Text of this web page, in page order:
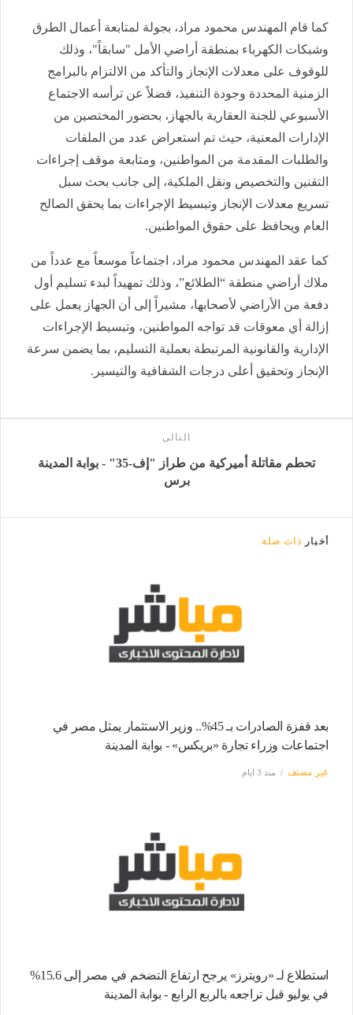
كما قام المهندس محمود مراد، بجولة لمتابعة أعمال الطرق
وشبكات الكهرباء بمنطقة أراضي الأمل "سابقاً"، وذلك
للوقوف على معدلات الإنجاز والتأكد من الالتزام بالبرامج
الزمنية المحددة وجودة التنفيذ، فضلاً عن ترأسه الاجتماع
الأسبوعي للجنة العقارية بالجهاز، بحضور المختصين من
الإدارات المعنية، حيث تم استعراض عدد من الملفات
والطلبات المقدمة من المواطنين، ومتابعة موقف إجراءات
التقنين والتخصيص ونقل الملكية، إلى جانب بحث سبل
تسريع معدلات الإنجاز وتبسيط الإجراءات بما يحقق الصالح
العام ويحافظ على حقوق المواطنين.
كما عقد المهندس محمود مراد، اجتماعاً موسعاً مع عدداً من
ملاك أراضي منطقة “الطلائع”، وذلك تمهيداً لبدء تسليم أول
دفعة من الأراضي لأصحابها، مشيراً إلى أن الجهاز يعمل على
إزالة أي معوقات قد تواجه المواطنين، وتبسيط الإجراءات
الإدارية والقانونية المرتبطة بعملية التسليم، بما يضمن سرعة
الإنجاز وتحقيق أعلى درجات الشفافية والتيسير.
التالى
تحطم مقاتلة أميركية من طراز "إف-35" - بوابة المدينة
برس
أخبار ذات صلة
بعد قفزة الصادرات بـ 45%.. وزير الاستثمار يمثل مصر في
اجتماعات وزراء تجارة «بريكس» - بوابة المدينة
غير مصنف منذ 3 ايام
استطلاع لـ «رويترز» يرجح ارتفاع التضخم في مصر إلى 15.6%
في يوليو قبل تراجعه بالربع الرابع - بوابة المدينة